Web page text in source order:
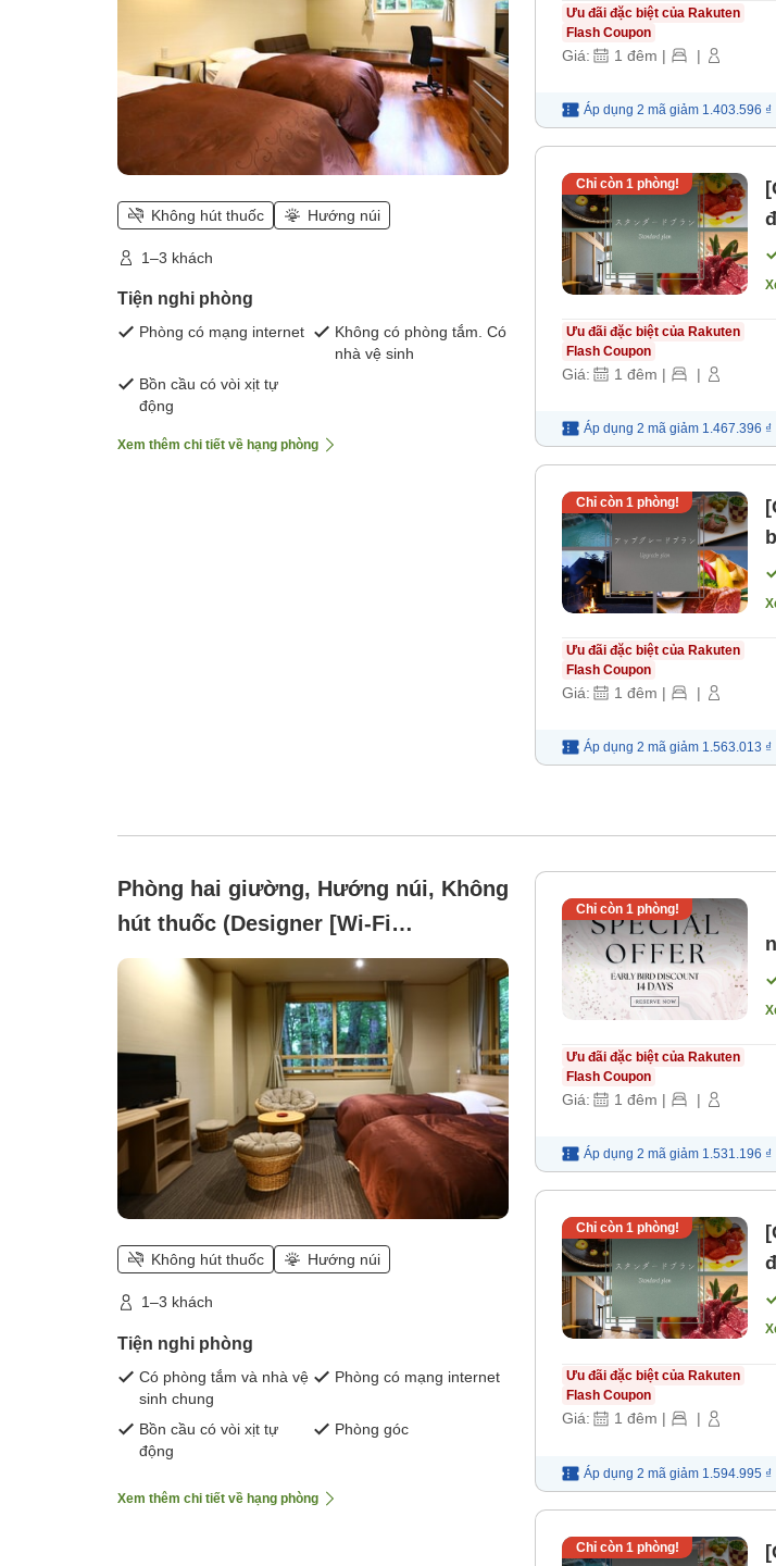
Không hút thuốc Hướng núi
1–3 khách
Tiện nghi phòng
Phòng có mạng internet
Không có phòng tắm. Có
nhà vệ sinh
Bồn cầu có vòi xịt tự
động
Xem thêm chi tiết về hạng phòng
Ưu đãi đặc biệt của Rakuten
Flash Coupon
Giá: 1 đêm | |
Áp dụng 2 mã giảm 1.403.596 ₫
Chỉ còn 1phòng!
Ưu đãi đặc biệt của Rakuten
Flash Coupon
Giá: 1 đêm | |
Áp dụng 2 mã giảm 1.467.396 ₫
Chỉ còn 1phòng!
Ưu đãi đặc biệt của Rakuten
Flash Coupon
Giá: 1 đêm | |
Áp dụng 2 mã giảm 1.563.013 ₫
Phòng hai giường, Hướng núi, Không
hút thuốc (Designer [Wi-Fi
Equipped])
Không hút thuốc Hướng núi
1–3 khách
Tiện nghi phòng
Có phòng tắm và nhà vệ
sinh chung
Phòng có mạng internet
Bồn cầu có vòi xịt tự
động
Phòng góc
Xem thêm chi tiết về hạng phòng
Chỉ còn 1phòng!
Ưu đãi đặc biệt của Rakuten
Flash Coupon
Giá: 1 đêm | |
Áp dụng 2 mã giảm 1.531.196 ₫
Chỉ còn 1phòng!
Ưu đãi đặc biệt của Rakuten
Flash Coupon
Giá: 1 đêm | |
Áp dụng 2 mã giảm 1.594.995 ₫
Chỉ còn 1 phòng!